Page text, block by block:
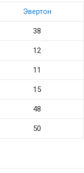
Эвертон
38
12
11
15
48
50